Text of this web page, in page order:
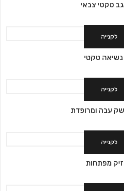
טקטי צבאי
לקנייה
נשיאה טקטי
לקנייה
עבה ומרופדת
לקנייה
מפתחות